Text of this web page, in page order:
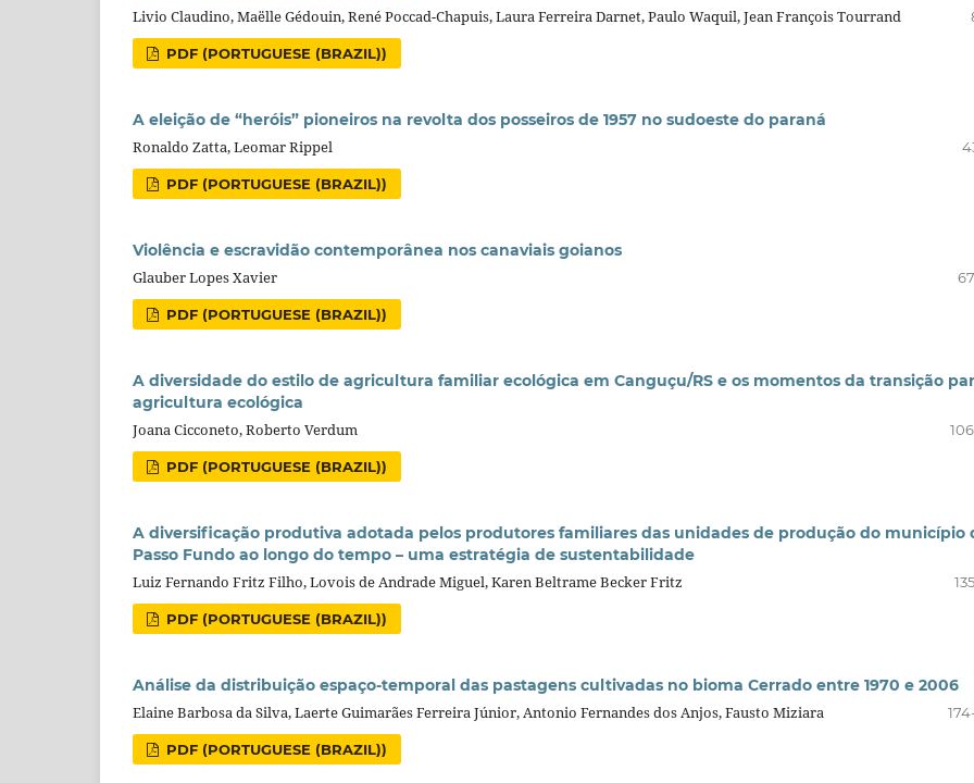
Livio Claudino, Maëlle Gédouin, René Poccad-Chapuis, Laura Ferreira Darnet, Paulo Waquil, Jean François Tourrand
PDF (PORTUGUESE (BRAZIL))
A eleição de “heróis” pioneiros na revolta dos posseiros de 1957 no sudoeste do paraná
Ronaldo Zatta, Leomar Rippel
PDF (PORTUGUESE (BRAZIL))
Violência e escravidão contemporânea nos canaviais goianos
Glauber Lopes Xavier
PDF (PORTUGUESE (BRAZIL))
A diversidade do estilo de agricultura familiar ecológica em Canguçu/RS e os momentos da transição
agricultura ecológica
Joana Cicconeto, Roberto Verdum
PDF (PORTUGUESE (BRAZIL))
A diversificação produtiva adotada pelos produtores familiares das unidades de produção do município
Passo Fundo ao longo do tempo – uma estratégia de sustentabilidade
Luiz Fernando Fritz Filho, Lovois de Andrade Miguel, Karen Beltrame Becker Fritz
PDF (PORTUGUESE (BRAZIL))
Análise da distribuição espaço-temporal das pastagens cultivadas no bioma Cerrado entre 1970 e 2006
Elaine Barbosa da Silva, Laerte Guimarães Ferreira Júnior, Antonio Fernandes dos Anjos, Fausto Miziara
PDF (PORTUGUESE (BRAZIL))